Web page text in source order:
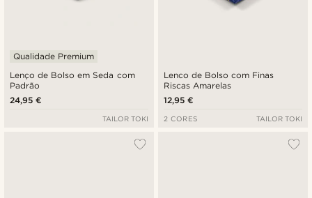
Lenço de Bolso em Seda com
Padrão
Qualidade Premium
24,95 €
TAILOR TOKI
Lenco de Bolso com Finas
Riscas Amarelas
12,95 €
2 CORES TAILOR TOKI